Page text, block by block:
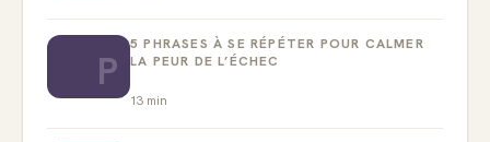
P
5 PHRASES À SE RÉPÉTER POUR CALMER
LA PEUR DE L’ÉCHEC
13 min